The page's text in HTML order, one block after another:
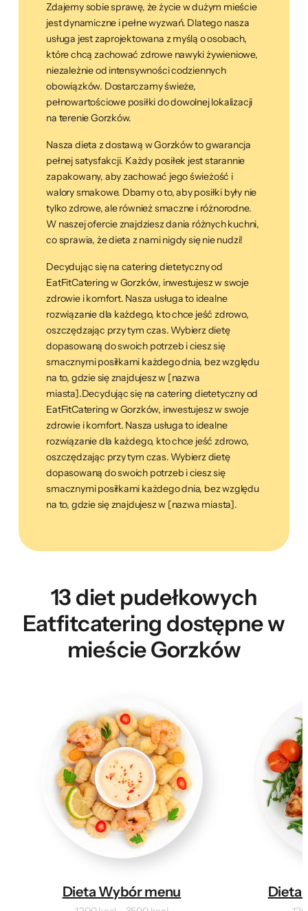
Zdajemy sobie sprawę, że życie w dużym mieście
jest dynamiczne i pełne wyzwań. Dlatego nasza
usługa jest zaprojektowana z myślą o osobach,
które chcą zachować zdrowe nawyki żywieniowe,
niezależnie od intensywności codziennych
obowiązków. Dostarczamy świeże,
pełnowartościowe posiłki do dowolnej lokalizacji
na terenie Gorzków.
Nasza dieta z dostawą w Gorzków to gwarancja
pełnej satysfakcji. Każdy posiłek jest starannie
zapakowany, aby zachować jego świeżość i
walory smakowe. Dbamy o to, aby posiłki były nie
tylko zdrowe, ale również smaczne i różnorodne.
W naszej ofercie znajdziesz dania różnych kuchni,
co sprawia, że dieta z nami nigdy się nie nudzi!
Decydując się na catering dietetyczny od
EatFitCatering w Gorzków, inwestujesz w swoje
zdrowie i komfort. Nasza usługa to idealne
rozwiązanie dla każdego, kto chce jeść zdrowo,
oszczędzając przy tym czas. Wybierz dietę
dopasowaną do swoich potrzeb i ciesz się
smacznymi posiłkami każdego dnia, bez względu
na to, gdzie się znajdujesz w [nazwa
miasta].Decydując się na catering dietetyczny od
EatFitCatering w Gorzków, inwestujesz w swoje
zdrowie i komfort. Nasza usługa to idealne
rozwiązanie dla każdego, kto chce jeść zdrowo,
oszczędzając przy tym czas. Wybierz dietę
dopasowaną do swoich potrzeb i ciesz się
smacznymi posiłkami każdego dnia, bez względu
na to, gdzie się znajdujesz w [nazwa miasta].
13 diet pudełkowych
Eatfitcatering dostępne w
mieście Gorzków
Dieta Wybór menu Dieta